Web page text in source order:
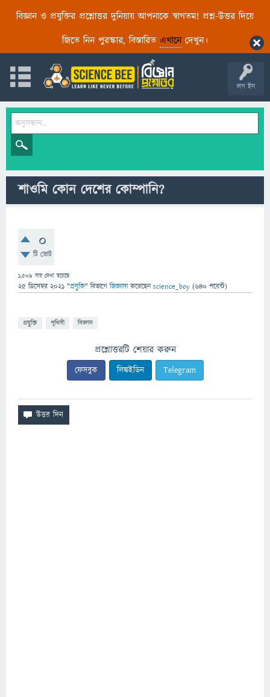
বিজ্ঞান ও প্রযুক্তির প্রশ্নোত্তর দুনিয়ায় আপনাকে স্বাগতম! প্রশ্ন-উত্তর দিয়ে
জিতে নিন পুরস্কার, বিস্তারিত এখানেদেখুন।
লগ ইন
শাওমি কোন দেশের কোম্পানি?
0
টি ভোট
1,509 বার দেখা হয়েছে
25 ডিসেম্বর 2021 "প্রযুক্তি" বিভাগে জিজ্ঞাসাকরেছেনscience_boy (640 পয়েন্ট)
প্রযুক্তি পৃথিবী বিজ্ঞান
প্রশ্নোত্তরটি শেয়ার করুন
ফেসবুক লিঙ্কইডিন Telegram